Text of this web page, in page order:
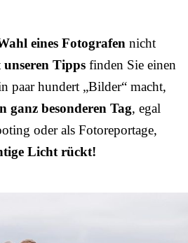
eines Fotografen nicht
unseren Tipps finden Sie einen
paar hundert „Bilder“ macht,
ganz besonderen Tag, egal
oder als Fotoreportage,
Licht rückt!